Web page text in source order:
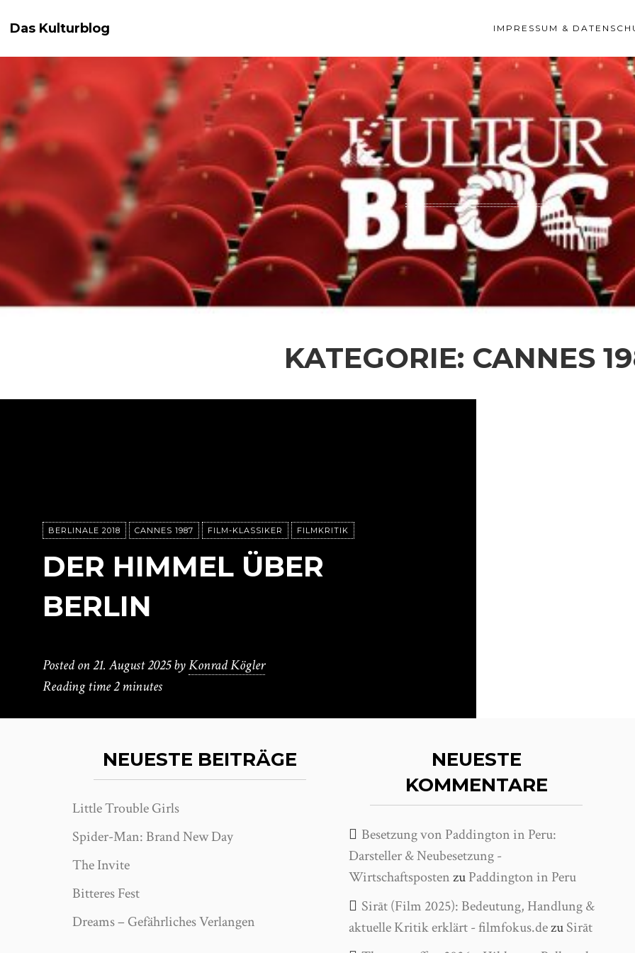
Das Kulturblog IMPRESSUM &
KATEGORIE: CANNES
BERLINALE 2018 CANNES 1987 FILM-KLASSIKER FILMKRITIK
DER HIMMEL ÜBER
BERLIN
Posted on21. August 2025byKonrad Kögler
Reading time2 minutes
NEUESTE BEITRÄGE
Little Trouble Girls
Spider-Man: Brand New Day
The Invite
Bitteres Fest
Dreams – Gefährliches Verlangen
NEUESTE
KOMMENTARE
Besetzung von Paddington in Peru:
Darsteller & Neubesetzung -
WirtschaftspostenzuPaddington in Peru
Sirāt (Film 2025): Bedeutung, Handlung &
aktuelle Kritik erklärt - filmfokus.dezuSirāt